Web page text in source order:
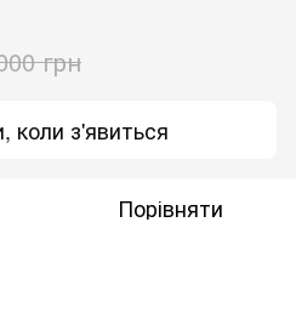
грн
коли з'явиться
Порівняти